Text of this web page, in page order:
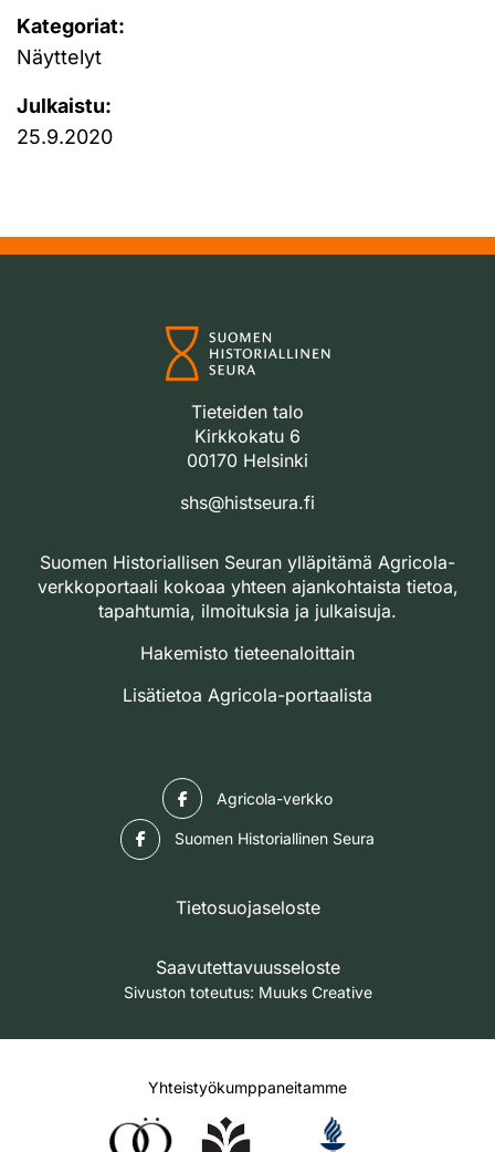
Kategoriat:
Näyttelyt
Julkaistu:
25.9.2020
Tieteiden talo
Kirkkokatu 6
00170 Helsinki
shs@histseura.fi
Suomen Historiallisen Seuran ylläpitämä Agricola-
verkkoportaali kokoaa yhteen ajankohtaista tietoa,
tapahtumia, ilmoituksia ja julkaisuja.
Hakemisto tieteenaloittain
Lisätietoa Agricola-portaalista
Agricola-verkko
Suomen Historiallinen Seura
Tietosuojaseloste
Saavutettavuusseloste
Sivuston toteutus: Muuks Creative
Yhteistyökumppaneitamme